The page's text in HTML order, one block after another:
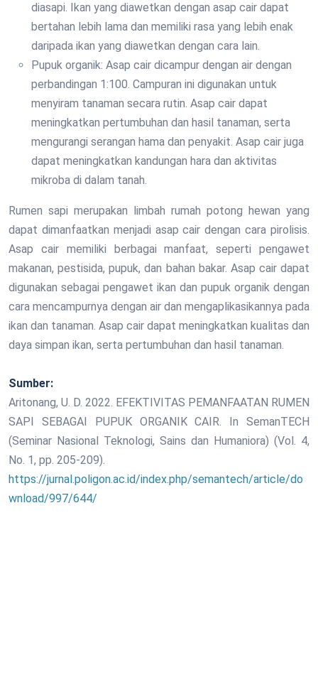
diasapi. Ikan yang diawetkan dengan asap cair dapat
bertahan lebih lama dan memiliki rasa yang lebih enak
daripada ikan yang diawetkan dengan cara lain.
Pupuk organik: Asap cair dicampur dengan air dengan
perbandingan 1:100. Campuran ini digunakan untuk
menyiram tanaman secara rutin. Asap cair dapat
meningkatkan pertumbuhan dan hasil tanaman, serta
mengurangi serangan hama dan penyakit. Asap cair juga
dapat meningkatkan kandungan hara dan aktivitas
mikroba di dalam tanah.
Rumen sapi merupakan limbah rumah potong hewan yang
dapat dimanfaatkan menjadi asap cair dengan cara pirolisis.
Asap cair memiliki berbagai manfaat, seperti pengawet
makanan, pestisida, pupuk, dan bahan bakar. Asap cair dapat
digunakan sebagai pengawet ikan dan pupuk organik dengan
cara mencampurnya dengan air dan mengaplikasikannya pada
ikan dan tanaman. Asap cair dapat meningkatkan kualitas dan
daya simpan ikan, serta pertumbuhan dan hasil tanaman.
Sumber:
Aritonang, U. D. 2022. EFEKTIVITAS PEMANFAATAN RUMEN
SAPI SEBAGAI PUPUK ORGANIK CAIR. In SemanTECH
(Seminar Nasional Teknologi, Sains dan Humaniora) (Vol. 4,
No. 1, pp. 205-209).
https://jurnal.poligon.ac.id/index.php/semantech/article/do
wnload/997/644/